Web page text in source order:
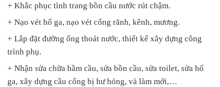
+ Khắc phục tình trang bồn cầu nước rút chậm.
+ Nạo vét hố ga, nạo vét cống rãnh, kênh, mương.
+ Lắp đặt đường ống thoát nước, thiết kế xây dựng công
trình phụ.
+ Nhận sửa chữa hầm cầu, sửa bồn cầu, sửa toilet, sửa hố
ga, xây dựng cầu cống bị hư hỏng, và làm mới,…